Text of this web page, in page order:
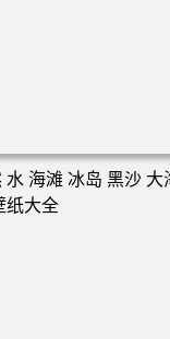
新西兰 自然 树木 云
壁纸下载 壁纸大全